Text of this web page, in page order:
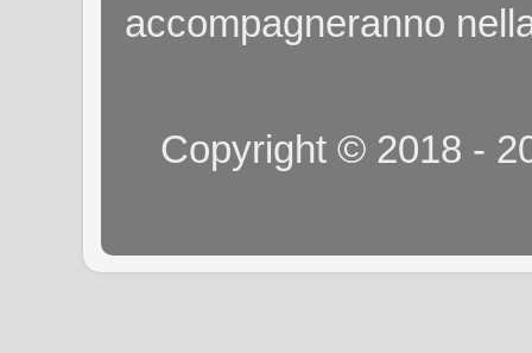
accompagneranno
Copyright © 2018 -